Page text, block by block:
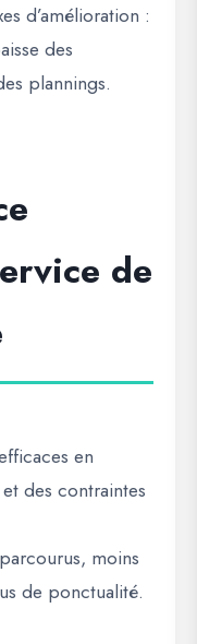
d’amélioration :
des
plannings.
de
en
des contraintes
moins
de ponctualité.